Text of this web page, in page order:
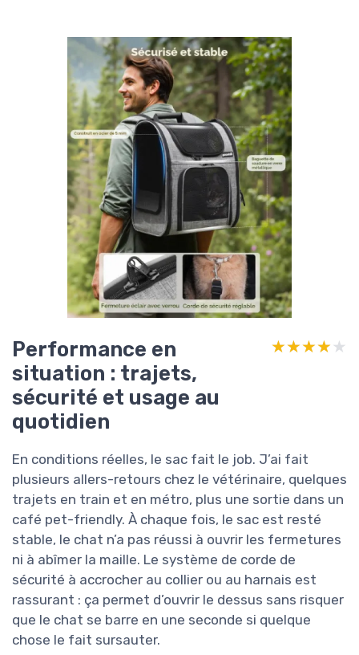
Performance en
situation : trajets,
sécurité et usage au
quotidien
★★★★★
★★★★★
En conditions réelles, le sac fait le job. J’ai fait
plusieurs allers-retours chez le vétérinaire, quelques
trajets en train et en métro, plus une sortie dans un
café pet-friendly. À chaque fois, le sac est resté
stable, le chat n’a pas réussi à ouvrir les fermetures
ni à abîmer la maille. Le système de corde de
sécurité à accrocher au collier ou au harnais est
rassurant : ça permet d’ouvrir le dessus sans risquer
que le chat se barre en une seconde si quelque
chose le fait sursauter.